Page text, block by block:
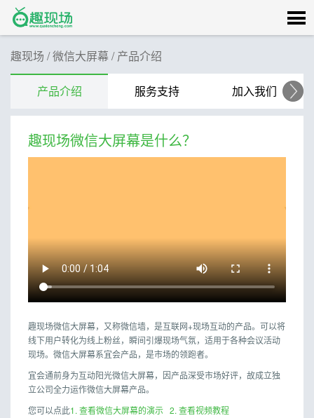
趣现场 / 微信大屏幕 / 产品介绍
产品介绍 服务支持 加入我们
趣现场微信大屏幕是什么？
趣现场微信大屏幕，又称微信墙，是互联网+现场互动的产品。可以将
线下用户转化为线上粉丝，瞬间引爆现场气氛，适用于各种会议活动
现场。微信大屏幕系宜会产品，是市场的领跑者。
宜会通前身为互动阳光微信大屏幕，因产品深受市场好评，故成立独
立公司全力运作微信大屏幕产品。
您可以点此1. 查看微信大屏幕的演示 2. 查看视频教程